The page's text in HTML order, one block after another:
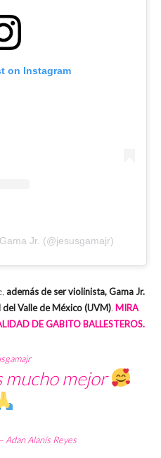
on Instagram
Jr. (@jesusgamajr)
además de ser violinista, Gama Jr.
Valle de México (UVM). MIRA
DE GABITO BALLESTEROS.
mucho mejor
Alanís Reyes